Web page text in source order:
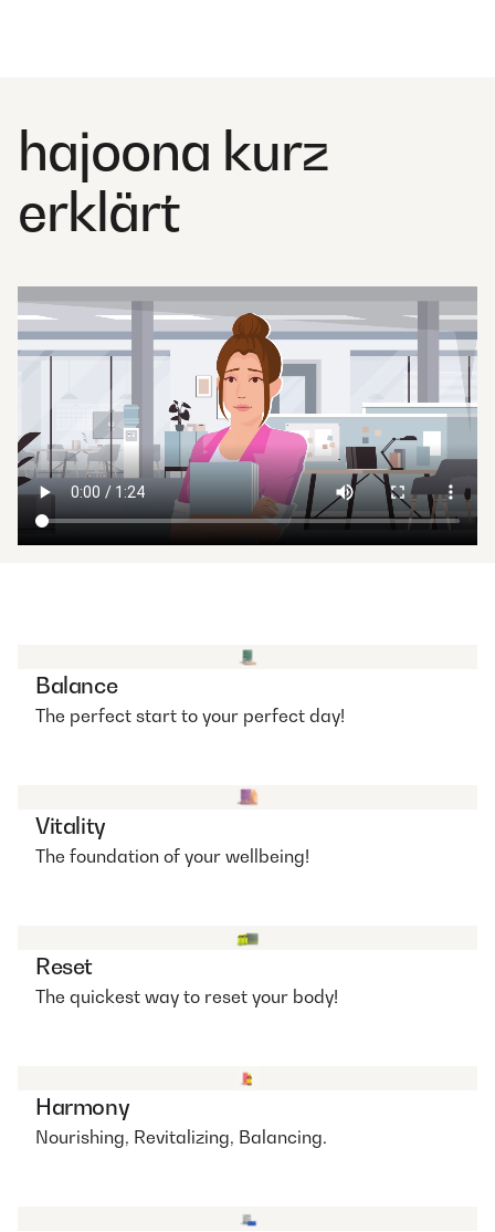
hajoona kurz
erklärt
Balance
The perfect start to your perfect day!
Vitality
The foundation of your wellbeing!
Reset
The quickest way to reset your body!
Harmony
Nourishing, Revitalizing, Balancing.